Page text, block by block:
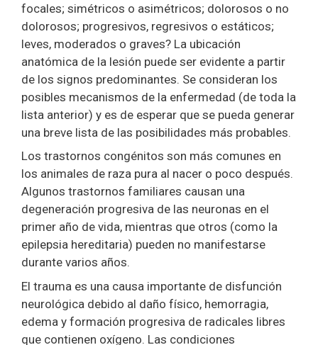
focales; simétricos o asimétricos; dolorosos o no
dolorosos; progresivos, regresivos o estáticos;
leves, moderados o graves? La ubicación
anatómica de la lesión puede ser evidente a partir
de los signos predominantes. Se consideran los
posibles mecanismos de la enfermedad (de toda la
lista anterior) y es de esperar que se pueda generar
una breve lista de las posibilidades más probables.
Los trastornos congénitos son más comunes en
los animales de raza pura al nacer o poco después.
Algunos trastornos familiares causan una
degeneración progresiva de las neuronas en el
primer año de vida, mientras que otros (como la
epilepsia hereditaria) pueden no manifestarse
durante varios años.
El trauma es una causa importante de disfunción
neurológica debido al daño físico, hemorragia,
edema y formación progresiva de radicales libres
que contienen oxígeno. Las condiciones